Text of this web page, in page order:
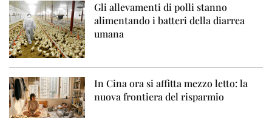
Gli allevamenti di polli stanno
alimentando i batteri della diarrea
umana
In Cina ora si affitta mezzo letto: la
nuova frontiera del risparmio